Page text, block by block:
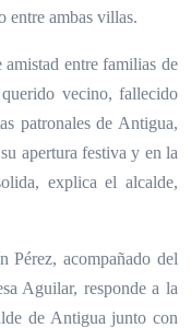
entre ambas villas.
entre familias de
vecino, fallecido
patronales de Antigua,
apertura festiva y en la
explica el alcalde,
Pérez, acompañado del
Aguilar, responde a la
de Antigua junto con